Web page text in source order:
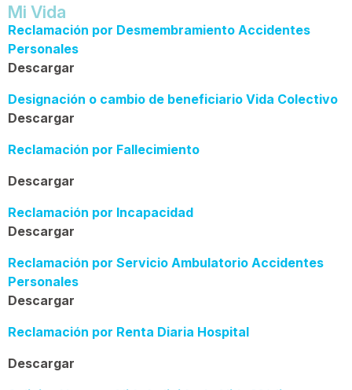
Mi Vida
Reclamación por Desmembramiento Accidentes
Personales
Descargar
Designación o cambio de beneficiario Vida Colectivo
Descargar
Reclamación por Fallecimiento
Descargar
Reclamación por Incapacidad
Descargar
Reclamación por Servicio Ambulatorio Accidentes
Personales
Descargar
Reclamación por Renta Diaria Hospital
Descargar